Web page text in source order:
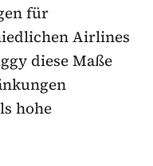
für
Airlines
diese Maße
hohe